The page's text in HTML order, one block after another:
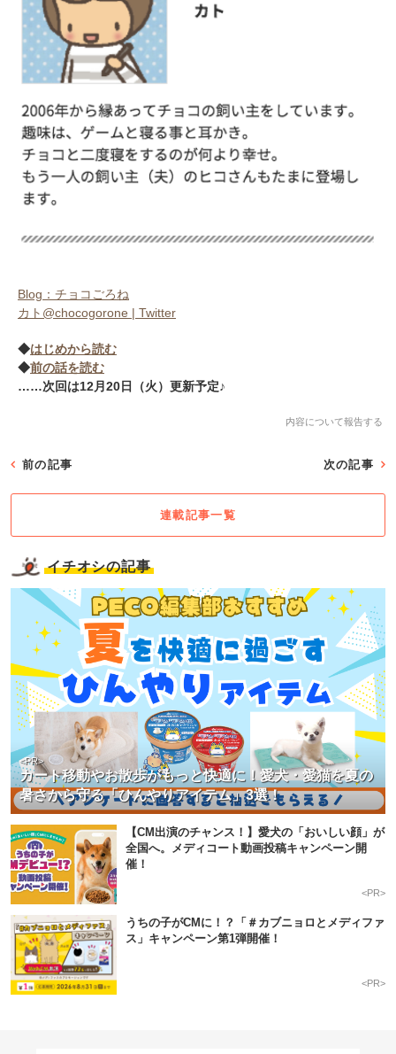
Blog：チョコごろね
カト@chocogorone | Twitter
◆はじめから読む
◆前の話を読む
……次回は12月20日（火）更新予定♪
内容について報告する
前の記事 次の記事
連載記事一覧
イチオシの記事
カート移動やお散歩がもっと快適に！愛犬・愛猫を夏の
暑さから守る「ひんやりアイテム」3選！
<PR>
【CM出演のチャンス！】愛犬の「おいしい顔」が
全国へ。メディコート動画投稿キャンペーン開
催！
<PR>
うちの子がCMに！？「＃カブニョロとメディファ
ス」キャンペーン第1弾開催！
<PR>